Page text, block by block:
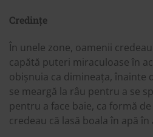
Credințe
În unele zone, oamenii
capătă puteri miraculoase în
obișnuia ca dimineața, înainte
se meargă la râu pentru a se
pentru a face baie, ca formă
credeau că lasă boala în apă în